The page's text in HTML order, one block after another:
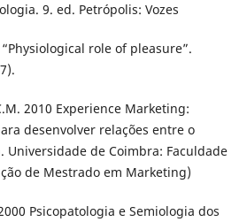
9. ed. Petrópolis: Vozes
role of pleasure”.
2010 Experience Marketing:
desenvolver relações entre o
Universidade de Coimbra: Faculdade
de Mestrado em Marketing)
Psicopatologia e Semiologia dos